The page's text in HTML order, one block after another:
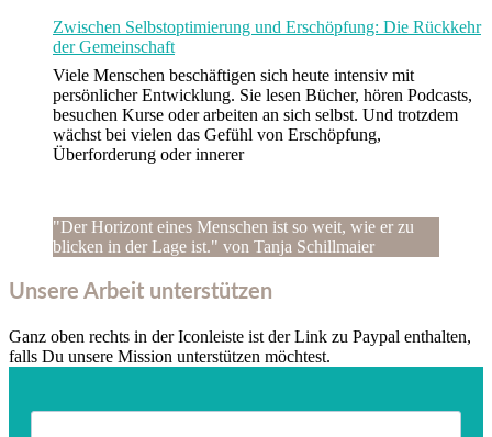
Zwischen Selbstoptimierung und Erschöpfung: Die Rückkehr
der Gemeinschaft
Viele Menschen beschäftigen sich heute intensiv mit
persönlicher Entwicklung. Sie lesen Bücher, hören Podcasts,
besuchen Kurse oder arbeiten an sich selbst. Und trotzdem
wächst bei vielen das Gefühl von Erschöpfung,
Überforderung oder innerer
"Der Horizont eines Menschen ist so weit, wie er zu
blicken in der Lage ist." von Tanja Schillmaier
Unsere Arbeit unterstützen
Ganz oben rechts in der Iconleiste ist der Link zu Paypal enthalten,
falls Du unsere Mission unterstützen möchtest.